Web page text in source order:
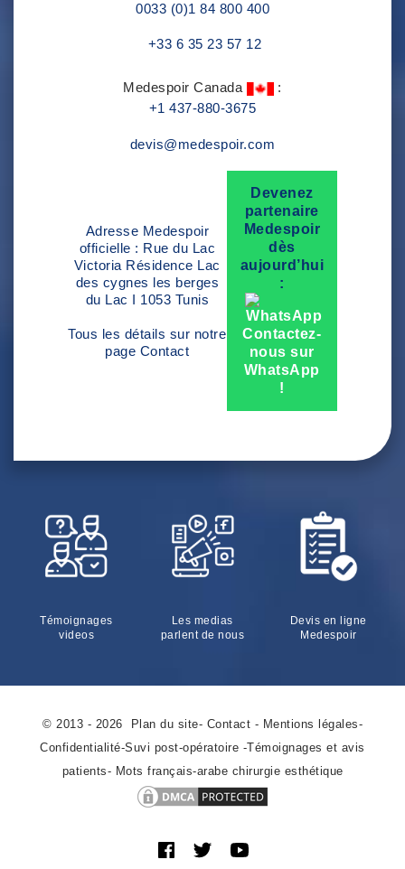
0033 (0)1 84 800 400
+33 6 35 23 57 12
Medespoir Canada
:
+1 437-880-3675
devis@medespoir.com
Adresse Medespoir
officielle : Rue du Lac
Victoria Résidence Lac
des cygnes les berges
du Lac I 1053 Tunis
Tous les détails sur notre
page Contact
Devenez
partenaire
Medespoir
dès
aujourd’hui
:
Contactez-
nous sur
WhatsApp
!
Témoignages
videos
Les medias
parlent de nous
Devis en ligne
Medespoir
© 2013 - 2026 Plan du site- Contact - Mentions légales-
Confidentialité-Suvi post-opératoire -Témoignages et avis
patients- Mots français-arabe chirurgie esthétique